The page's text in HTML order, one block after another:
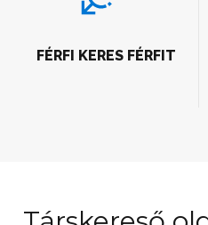
FÉRFI KERES FÉRFIT